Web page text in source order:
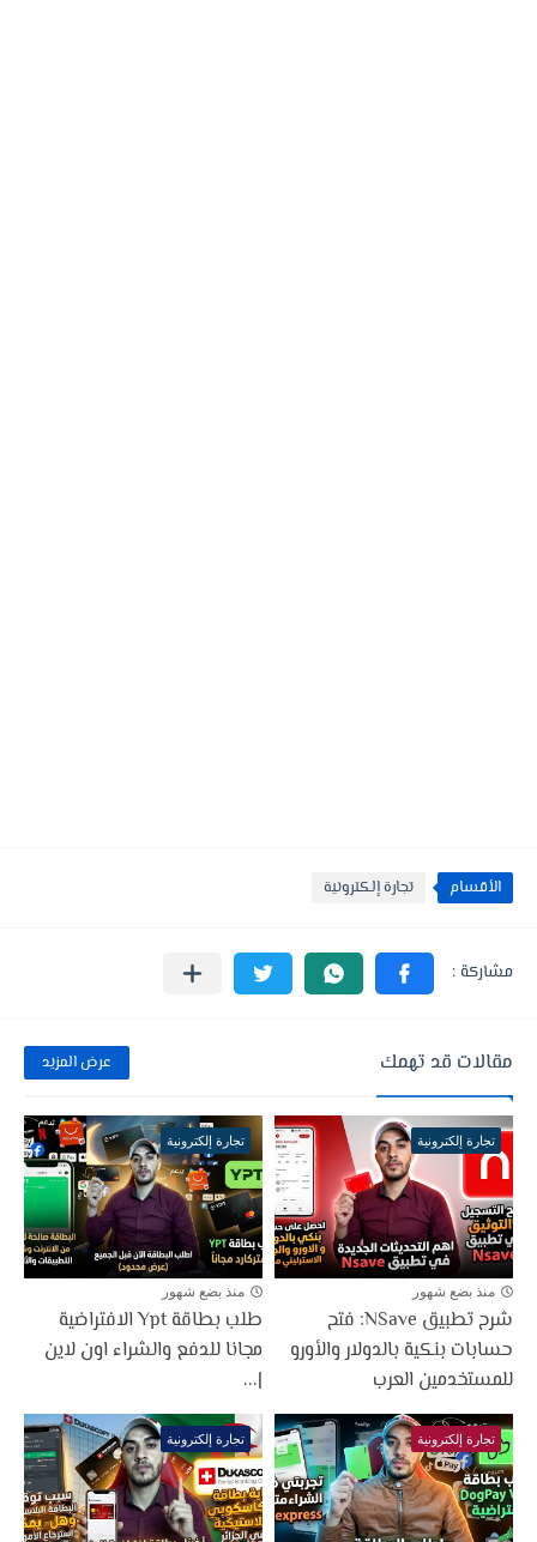
الأقسام تجارة إلكترونية
مقالات قد تهمك عرض المزيد
تجارة إلكترونية
منذ بضع شهور
شرح تطبيق NSave: فتح
حسابات بنكية بالدولار والأورو
للمستخدمين العرب
تجارة إلكترونية
منذ بضع شهور
طلب بطاقة Ypt الافتراضية
مجانا للدفع والشراء اون لاين
|...
تجارة إلكترونية تجارة إلكترونية